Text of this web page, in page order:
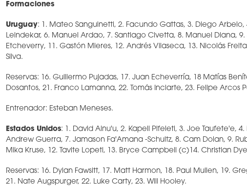
Formaciones
Uruguay: 1. Mateo Sanguinetti, 2. Facundo Gattas, 3. Diego Arbelo,
Leindekar, 6. Manuel Ardao, 7. Santiago Civetta, 8. Manuel Diana,
Etcheverry, 11. Gastón Mieres, 12. Andrés Vilaseca, 13. Nicolás
Silva.
Reservas: 16. Guillermo Pujadas, 17. Juan Echeverría, 18 Matías
Dosantos, 21. Franco Lamanna, 22. Tomás Inciarte, 23. Felipe Arcos
Entrenador: Esteban Meneses.
Estados Unidos: 1. David Ainu'u, 2. Kapeli Pifeleti, 3. Joe Taufete'e,
Andrew Guerra, 7. Jamason Fa'Amana -Schultz, 8. Cam Dolan, 9.
Mika Kruse, 12. Tavite Lopeti, 13. Bryce Campbell (c)14. Christian
Reservas: 16. Dylan Fawsitt, 17. Matt Harmon, 18. Paul Mullen, 19.
21. Nate Augspurger, 22. Luke Carty, 23. Will Hooley.